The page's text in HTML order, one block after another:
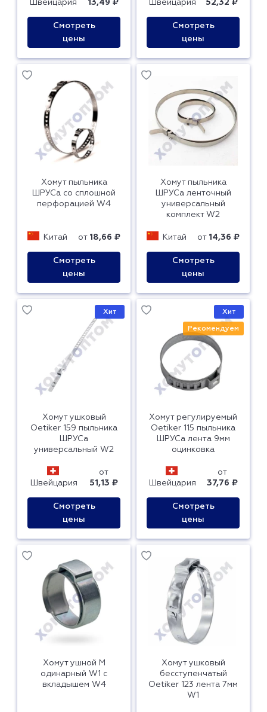
Швейцария
13,49 ₽
Смотреть
цены
Швейцария
52,32 ₽
Смотреть
цены
Хомут пыльника
ШРУСа со сплошной
перфорацией W4
Китай от 18,66 ₽
Смотреть
цены
Хомут пыльника
ШРУСа ленточный
универсальный
комплект W2
Китай от 14,36 ₽
Смотреть
цены
Хит
Хомут ушковый
Oetiker 159 пыльника
ШРУСа
универсальный W2
Швейцария
от
51,13 ₽
Смотреть
цены
Хит
Рекомендуем
Хомут регулируемый
Oetiker 115 пыльника
ШРУСа лента 9мм
оцинковка
Швейцария
от
37,76 ₽
Смотреть
цены
Хомут ушной M
одинарный W1 с
вкладышем W4
Хомут ушковый
бесступенчатый
Oetiker 123 лента 7мм
W1